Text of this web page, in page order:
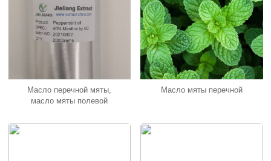
Масло перечной мяты,
масло мяты полевой
Масло мяты перечной